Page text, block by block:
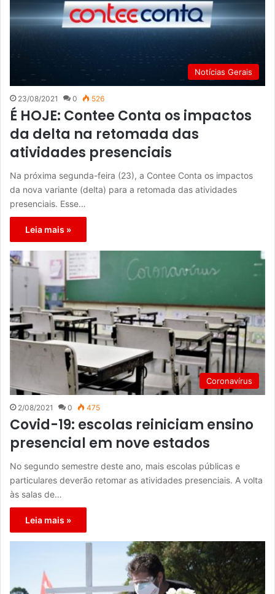
Notícias Gerais
23/08/2021 0 526
É HOJE: Contee Conta os impactos
da delta na retomada das
atividades presenciais
Na próxima segunda-feira (23), a Contee Conta os impactos
da nova variante (delta) para a retomada das atividades
presenciais. Esse…
Leia mais »
Coronavírus
2/08/2021 0 475
Covid-19: escolas reiniciam ensino
presencial em nove estados
No segundo semestre deste ano, mais escolas públicas e
particulares deverão retomar as atividades presenciais. A volta
às salas de…
Leia mais »